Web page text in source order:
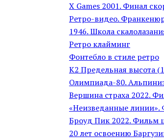
X Games 2001. Финал
Ретро-видео.
1946. Школа
Ретро клайминг
Фонтебло в стиле ретро
К2 Предельная высота
Олимпиада-80.
Вершина страха 2022.
«Неизведанные
Броуд Пик 2022. Фильм
20 лет освоению